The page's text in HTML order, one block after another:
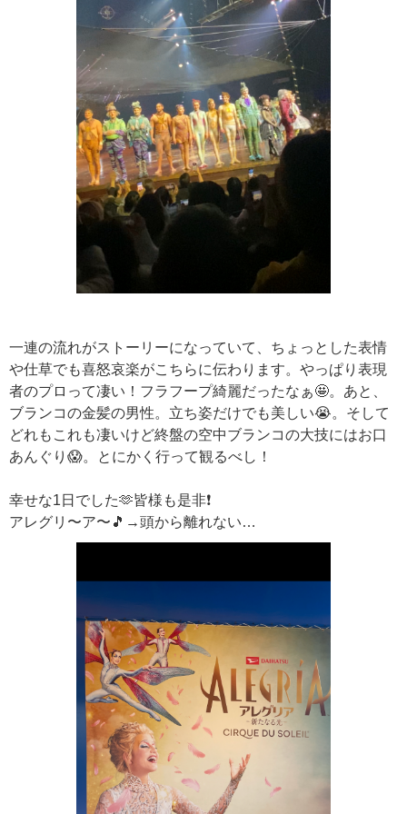
一連の流れがストーリーになっていて、ちょっとした表情
や仕草でも喜怒哀楽がこちらに伝わります。やっぱり表現
者のプロって凄い！フラフープ綺麗だったなぁ🤩。あと、
ブランコの金髪の男性。立ち姿だけでも美しい😭。そして
どれもこれも凄いけど終盤の空中ブランコの大技にはお口
あんぐり😱。とにかく行って観るべし！
幸せな1日でした🫶皆様も是非❗️
アレグリ〜ア〜🎵→頭から離れない…